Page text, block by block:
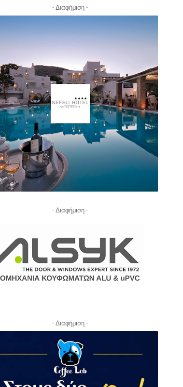
- Διαφήμιση -
- Διαφήμιση -
- Διαφήμιση -